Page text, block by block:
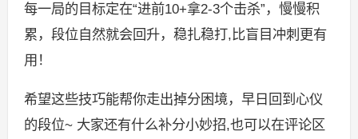
每一局的目标定在“进前10+拿2-3个击杀”，慢慢积
累，段位自然就会回升，稳扎稳打,比盲目冲刺更有
用！
希望这些技巧能帮你走出掉分困境，早日回到心仪
的段位~ 大家还有什么补分小妙招,也可以在评论区